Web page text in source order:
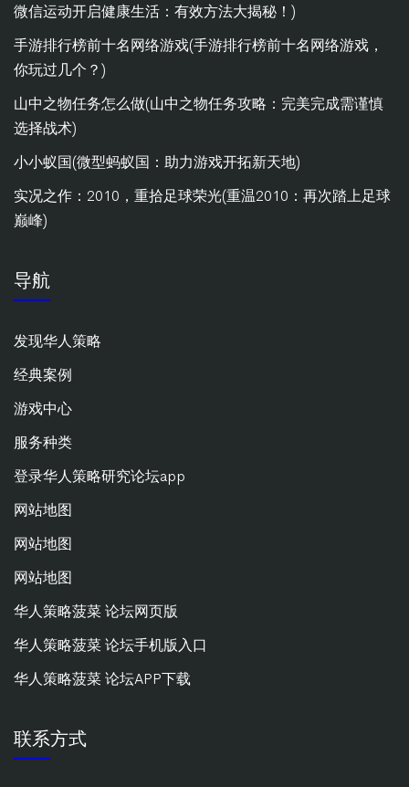
微信运动开启健康生活：有效方法大揭秘！)
手游排行榜前十名网络游戏(手游排行榜前十名网络游戏，
你玩过几个？)
山中之物任务怎么做(山中之物任务攻略：完美完成需谨慎
选择战术)
小小蚁国(微型蚂蚁国：助力游戏开拓新天地)
实况之作：2010，重拾足球荣光(重温2010：再次踏上足球
巅峰)
导航
发现华人策略
经典案例
游戏中心
服务种类
登录华人策略研究论坛app
网站地图
网站地图
网站地图
华人策略菠菜 论坛网页版
华人策略菠菜 论坛手机版入口
华人策略菠菜 论坛APP下载
联系方式